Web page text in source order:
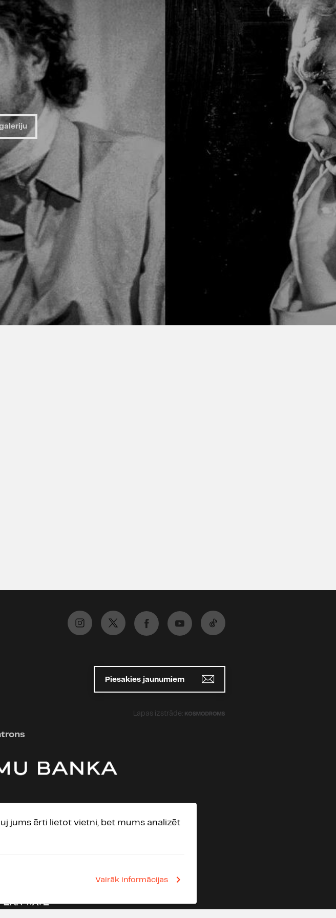
un kino mākslā. Runāsim arī par tagadnes
par laikmetīgo tradicionālajā un tradicionālo
mākslā.
Lai padarītu sarunas daudzpusīgākas, aicinām
interesentus sagatavot jautājumus, ko varētu
māksliniekiem uzdot “Spēlmaņu sarunu” laikā.
Jautājumus lūdzam atstāt rakstiski Dailes teātra kasē
sūtīt tos elektroniski uz e-pasta adresi
Bezmaksas ielūgumus uz "Spēlmaņu sarunām" no
17.aprīļa iespējams saņemt visās “Biļešu
kasēs. Vietu skaits ierobežots, tāpēc
viens interesents var saņemt divus ielūgumus.
Dailes teātra Spēlmaņu sarunas tiek īstenotas
ar Teātra attīstības apvienību "Daile", un
ieeju tajās nodrošina AS „Olainfarm”
finansiālais atbalsts. Dailes teātra radošo projektu
ir Indra Vilipsone.
Piesakies jaunumiem
Lapas izstrāde:
partneri
jums ērti lietot vietni, bet mums analizēt
Vairāk informācijas